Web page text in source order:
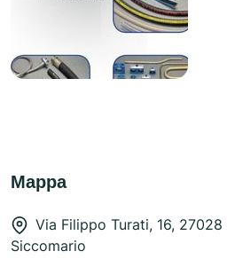
Mappa
Via Filippo Turati, 16,
Siccomario